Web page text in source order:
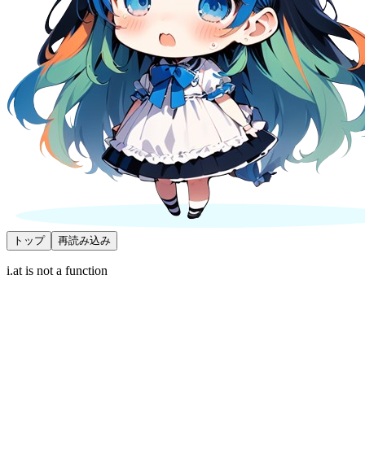
トップ 再読み込み
i.at is not a function